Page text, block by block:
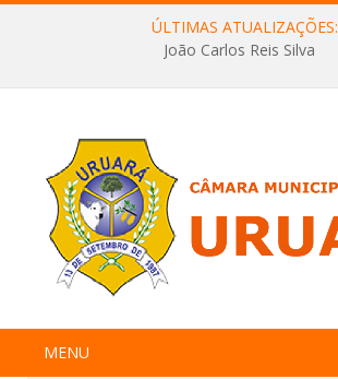
ÚLTIMAS ATUALIZAÇÕES:
João Carlos Reis Silva
MENU